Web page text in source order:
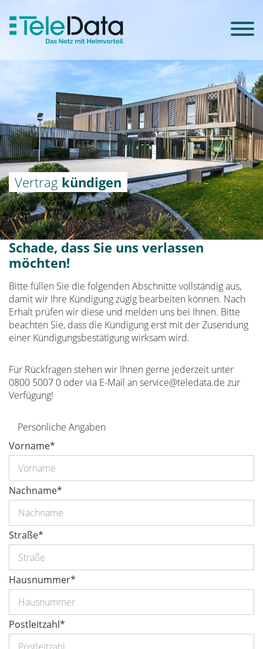
Vertrag kündigen
Schade, dass Sie uns verlassen
möchten!
Bitte füllen Sie die folgenden Abschnitte vollständig aus,
damit wir Ihre Kündigung zügig bearbeiten können. Nach
Erhalt prüfen wir diese und melden uns bei Ihnen. Bitte
beachten Sie, dass die Kündigung erst mit der Zusendung
einer Kündigungsbestätigung wirksam wird.
Für Rückfragen stehen wir Ihnen gerne jederzeit unter
0800 5007 0 oder via E-Mail anservice@teledata.de zur
Verfügung!
Persönliche Angaben
Vorname*
Nachname*
Straße*
Hausnummer*
Postleitzahl*